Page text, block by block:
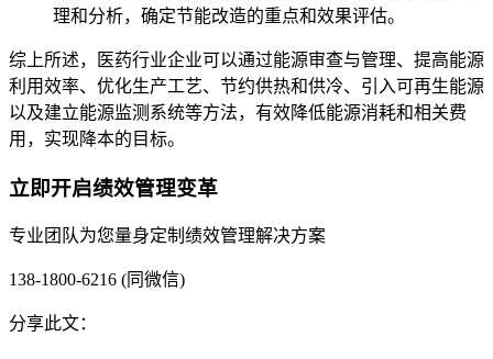
理和分析，确定节能改造的重点和效果评估。
综上所述，医药行业企业可以通过能源审查与管理、提高能源
利用效率、优化生产工艺、节约供热和供冷、引入可再生能源
以及建立能源监测系统等方法，有效降低能源消耗和相关费
用，实现降本的目标。
立即开启绩效管理变革
专业团队为您量身定制绩效管理解决方案
138-1800-6216 (同微信)
分享此文：